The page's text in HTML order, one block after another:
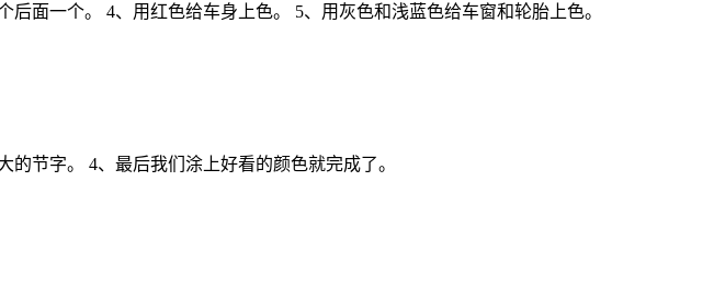
面一个。 4、用红色给车身上色。 5、用灰色和浅蓝色给车窗和轮胎上色。
节字。 4、最后我们涂上好看的颜色就完成了。